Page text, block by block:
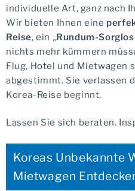
individuelle Art, ganz nach
Wir bieten Ihnen eine
Reise, ein „Rundum-
nichts mehr kümmern
Flug, Hotel und Mietwagen
abgestimmt. Sie verlassen
Korea-Reise beginnt.
Lassen Sie sich beraten.
Koreas Unbekannte
Mietwagen